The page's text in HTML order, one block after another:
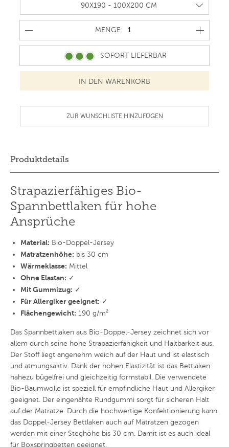
MENGE: MENGE
SOFORT LIEFERBAR
ZUR WUNSCHLISTE HINZUFÜGEN
Produktdetails
Strapazierfähiges Bio-
Spannbettlaken für hohe
Ansprüche
Material: Bio-Doppel-Jersey
Matratzenhöhe: bis 30 cm
Wärmeklasse: Mittel
Ohne Elastan: ✓
Mit Gummizug: ✓
Für Allergiker geeignet: ✓
Flächengewicht: 190 g/m²
Das Spannbettlaken aus Bio-Doppel-Jersey zeichnet sich vor
allem durch seine hohe Strapazierfähigkeit und Haltbarkeit aus.
Der Stoff liegt angenehm weich auf der Haut und ist elastisch
und atmungsaktiv. Dank der hohen Elastizität ist das Bettlaken
nahezu bügelfrei und gleichzeitig formstabil. Die verwendete
Bio-Baumwolle ist speziell für empfindliche Haut und Allergiker
geeignet. Der eingenähte Rundgummi sorgt für sicheren Halt
auf der Matratze. Durch die hochwertige Konfektionierung kann
das Doppel-Jersey Bettlaken auch auf Matratzen gezogen
werden mit einer Steghöhe bis 30 cm. Damit ist es auch ideal
für Boxspringbetten geeignet.